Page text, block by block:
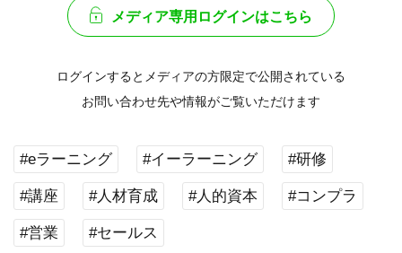
メディア専用ログインはこちら
ログインするとメディアの方限定で公開されている
お問い合わせ先や情報がご覧いただけます
#eラーニング #イーラーニング #研修
#講座 #人材育成 #人的資本 #コンプラ
#営業 #セールス